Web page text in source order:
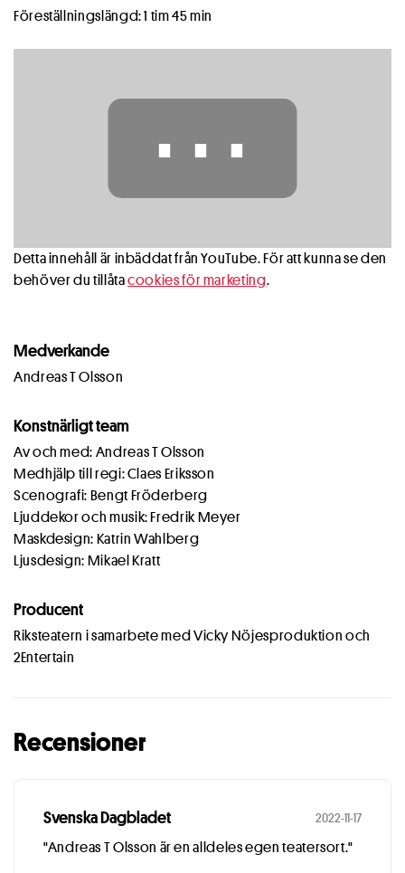
Föreställningslängd: 1 tim 45 min
⋯
Detta innehåll är inbäddat från YouTube. För att kunna se den
behöver du tillåtacookies för marketing.
Medverkande
Andreas T Olsson
Konstnärligt team
Av och med: Andreas T Olsson
Medhjälp till regi: Claes Eriksson
Scenografi: Bengt Fröderberg
Ljuddekor och musik: Fredrik Meyer
Maskdesign: Katrin Wahlberg
Ljusdesign: Mikael Kratt
Producent
Riksteatern i samarbete med Vicky Nöjesproduktion och
2Entertain
Recensioner
Svenska Dagbladet 2022-11-17
"Andreas T Olsson är en alldeles egen teatersort."